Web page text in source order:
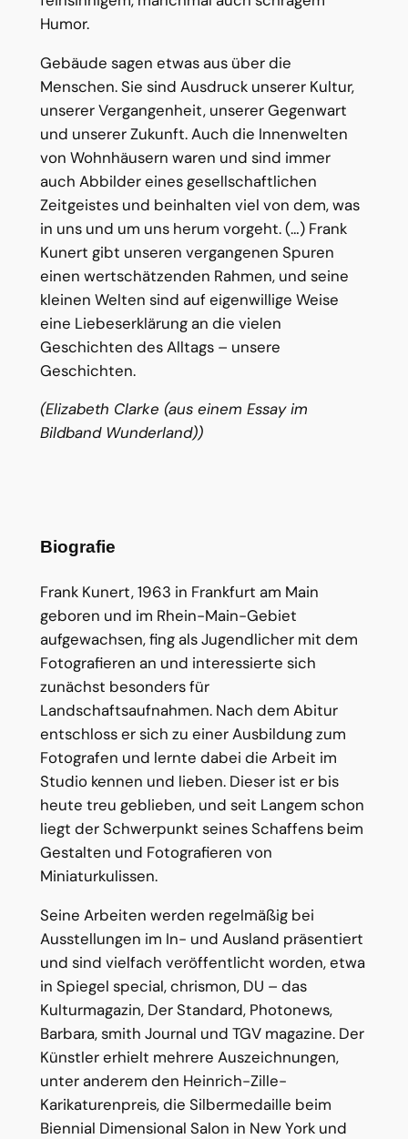
Humor.
Gebäude sagen etwas aus über die
Menschen. Sie sind Ausdruck unserer Kultur,
unserer Vergangenheit, unserer Gegenwart
und unserer Zukunft. Auch die Innenwelten
von Wohnhäusern waren und sind immer
auch Abbilder eines gesellschaftlichen
Zeitgeistes und beinhalten viel von dem, was
in uns und um uns herum vorgeht. (…) Frank
Kunert gibt unseren vergangenen Spuren
einen wertschätzenden Rahmen, und seine
kleinen Welten sind auf eigenwillige Weise
eine Liebeserklärung an die vielen
Geschichten des Alltags – unsere
Geschichten.
(Elizabeth Clarke (aus einem Essay im
Bildband Wunderland))
Biografie
Frank Kunert, 1963 in Frankfurt am Main
geboren und im Rhein-Main-Gebiet
aufgewachsen, fing als Jugendlicher mit dem
Fotografieren an und interessierte sich
zunächst besonders für
Landschaftsaufnahmen. Nach dem Abitur
entschloss er sich zu einer Ausbildung zum
Fotografen und lernte dabei die Arbeit im
Studio kennen und lieben. Dieser ist er bis
heute treu geblieben, und seit Langem schon
liegt der Schwerpunkt seines Schaffens beim
Gestalten und Fotografieren von
Miniaturkulissen.
Seine Arbeiten werden regelmäßig bei
Ausstellungen im In- und Ausland präsentiert
und sind vielfach veröffentlicht worden, etwa
in Spiegel special, chrismon, DU – das
Kulturmagazin, Der Standard, Photonews,
Barbara, smith Journal und TGV magazine. Der
Künstler erhielt mehrere Auszeichnungen,
unter anderem den Heinrich-Zille-
Karikaturenpreis, die Silbermedaille beim
Biennial Dimensional Salon in New York und